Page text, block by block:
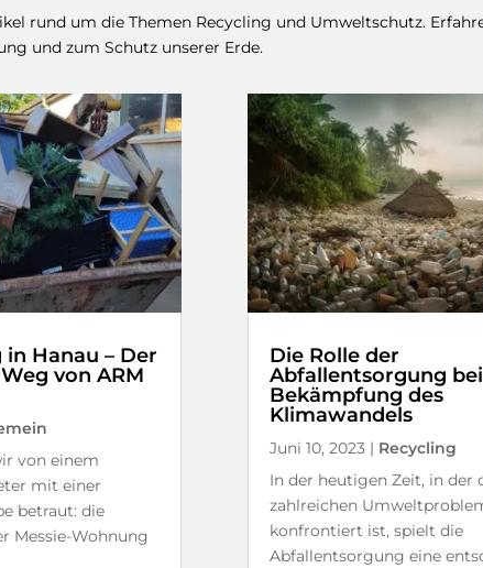
rund um die Themen Recycling und Umweltschutz.
und zum Schutz unserer Erde.
Hanau – Der
von ARM
von einem
mit einer
betraut: die
Messie-Wohnung
Die Rolle der
Abfallentsorgung
Bekämpfung des
Klimawandels
Juni 10, 2023| Recycling
In der heutigen Zeit, in der
zahlreichen
konfrontiert ist, spielt die
Abfallentsorgung eine